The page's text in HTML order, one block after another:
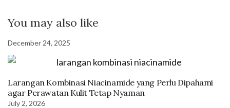
You may also like
December 24, 2025
Larangan Kombinasi Niacinamide yang Perlu Dipahami
agar Perawatan Kulit Tetap Nyaman
July 2, 2026